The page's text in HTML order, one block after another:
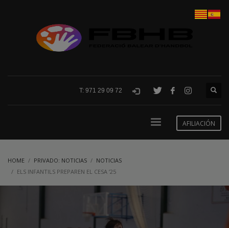
T: 971 29 09 72
AFILIACIÓN
HOME PRIVADO: NOTICIAS
NOTICIAS
ELS INFANTILS PREPAREN EL CESA ’25